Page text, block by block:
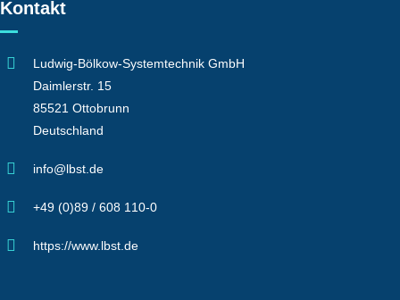
Kontakt
Ludwig-Bölkow-Systemtechnik GmbH
Daimlerstr. 15
85521 Ottobrunn
Deutschland
info@lbst.de
+49 (0)89 / 608 110-0
https://www.lbst.de